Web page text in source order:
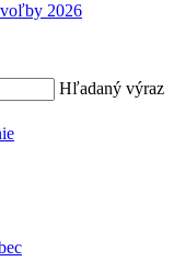
voľby 2026
Hľadaný výraz